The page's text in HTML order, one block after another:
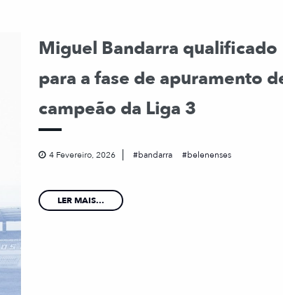
Miguel Bandarra qualificado
para a fase de apuramento
campeão da Liga 3
4 Fevereiro, 2026 bandarra belenenses
LER MAIS...